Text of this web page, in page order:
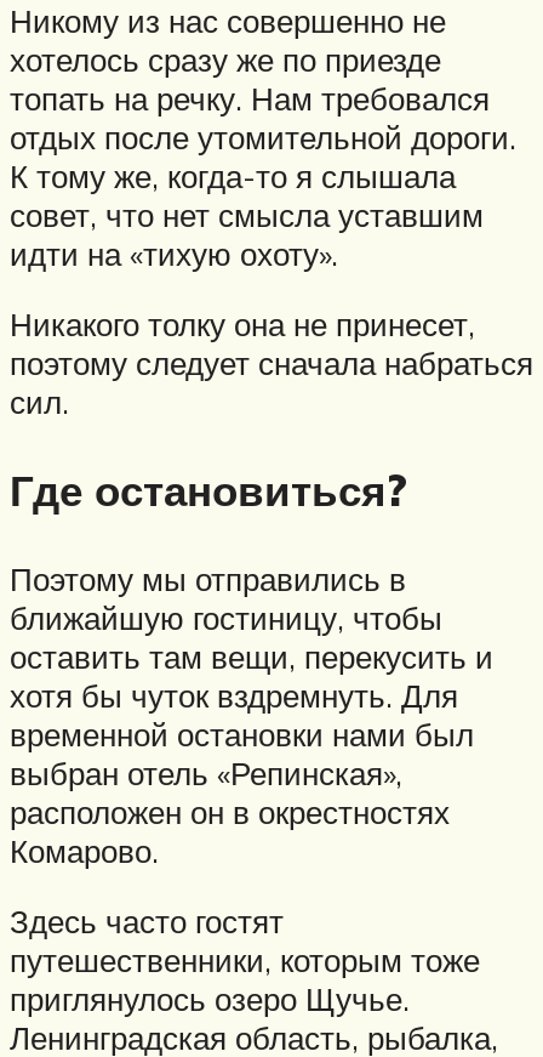
Никому из нас совершенно не
хотелось сразу же по приезде
топать на речку. Нам требовался
отдых после утомительной дороги.
К тому же, когда-то я слышала
совет, что нет смысла уставшим
идти на «тихую охоту».
Никакого толку она не принесет,
поэтому следует сначала набраться
сил.
Где остановиться?
Поэтому мы отправились в
ближайшую гостиницу, чтобы
оставить там вещи, перекусить и
хотя бы чуток вздремнуть. Для
временной остановки нами был
выбран отель «Репинская»,
расположен он в окрестностях
Комарово.
Здесь часто гостят
путешественники, которым тоже
приглянулось озеро Щучье.
Ленинградская область, рыбалка,